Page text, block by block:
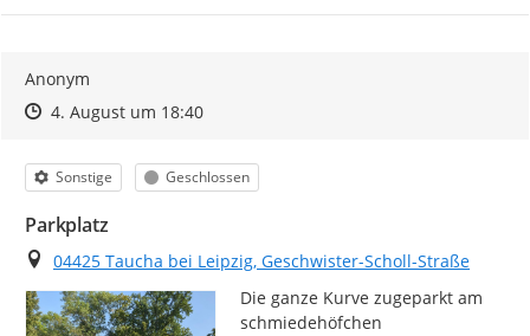
Anonym
Zeitpunkt des Erstellens
Zeitpunkt des Erstellens
4. August um 18:40Zur Äußerung
Kategorie
Sonstige Status
Geschlossen
Parkplatz
Ort
04425 Taucha bei Leipzig, Geschwister-Scholl-Straße
Die ganze Kurve zugeparkt am
schmiedehöfchen